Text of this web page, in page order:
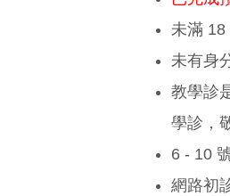
未滿 18
未有身
教學診
學診，
6 - 10
網路初